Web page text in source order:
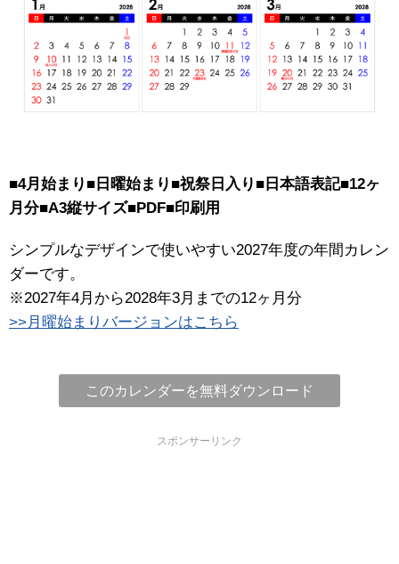
■4月始まり■日曜始まり■祝祭日入り■日本語表記■12ヶ
月分■A3縦サイズ■PDF■印刷用
シンプルなデザインで使いやすい2027年度の年間カレン
ダーです。
※2027年4月から2028年3月までの12ヶ月分
>>月曜始まりバージョンはこちら
このカレンダーを無料ダウンロード
スポンサーリンク